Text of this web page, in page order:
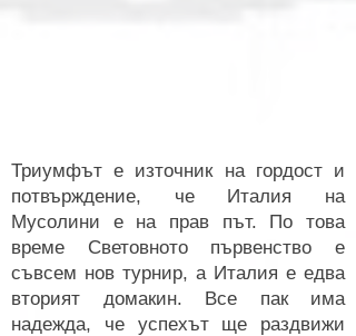
Триумфът е източник на гордост и
потвърждение, че Италия на
Мусолини е на прав път. По това
време Световното първенство е
съвсем нов турнир, а Италия е едва
вторият домакин. Все пак има
надежда, че успехът ще раздвижи